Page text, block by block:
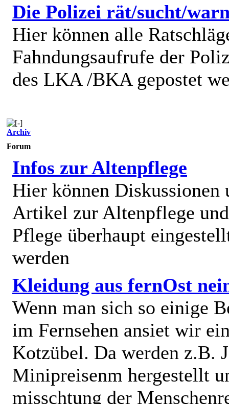
Die Polizei rät/sucht/
Hier können alle
Fahndungsaufrufe der
des LKA /BKA gepostet
Archiv
Forum
Infos zur Altenpflege
Hier können Diskussionen
Artikel zur Altenpflege
Pflege überhaupt
werden
Kleidung aus fernOst
Wenn man sich so einige
im Fernsehen ansiet wir
Kotzübel. Da werden z.B.
Minipreisenm hergestellt
misschtung der